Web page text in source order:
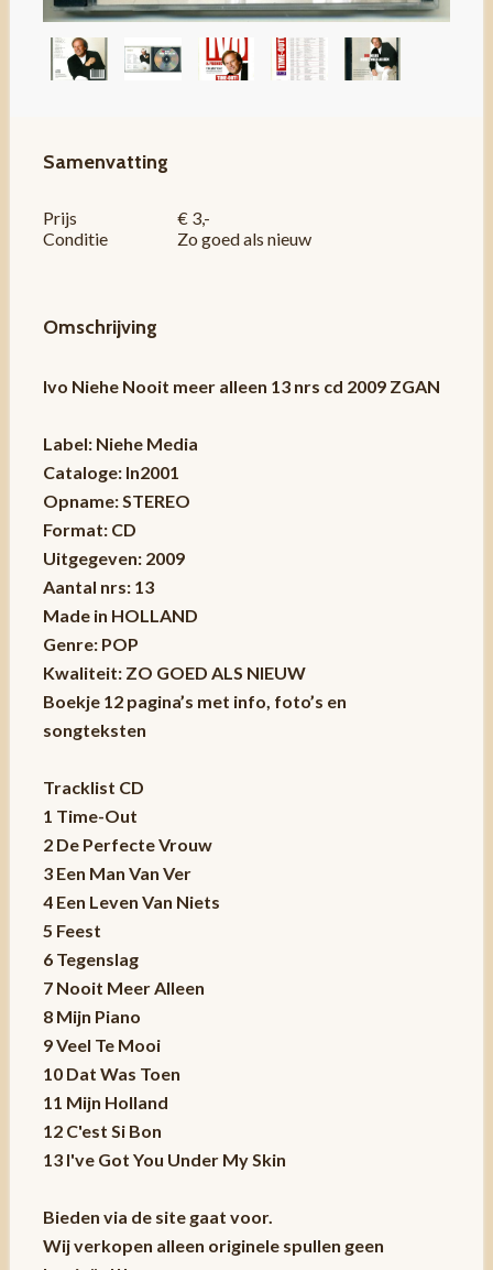
Samenvatting
Prijs
€ 3,-
Conditie
Zo goed als nieuw
Omschrijving
Ivo Niehe Nooit meer alleen 13 nrs cd 2009 ZGAN
Label: Niehe Media
Cataloge: In2001
Opname: STEREO
Format: CD
Uitgegeven: 2009
Aantal nrs: 13
Made in HOLLAND
Genre: POP
Kwaliteit: ZO GOED ALS NIEUW
Boekje 12 pagina’s met info, foto’s en
songteksten
Tracklist CD
1 Time-Out
2 De Perfecte Vrouw
3 Een Man Van Ver
4 Een Leven Van Niets
5 Feest
6 Tegenslag
7 Nooit Meer Alleen
8 Mijn Piano
9 Veel Te Mooi
10 Dat Was Toen
11 Mijn Holland
12 C'est Si Bon
13 I've Got You Under My Skin
Bieden via de site gaat voor.
Wij verkopen alleen originele spullen geen